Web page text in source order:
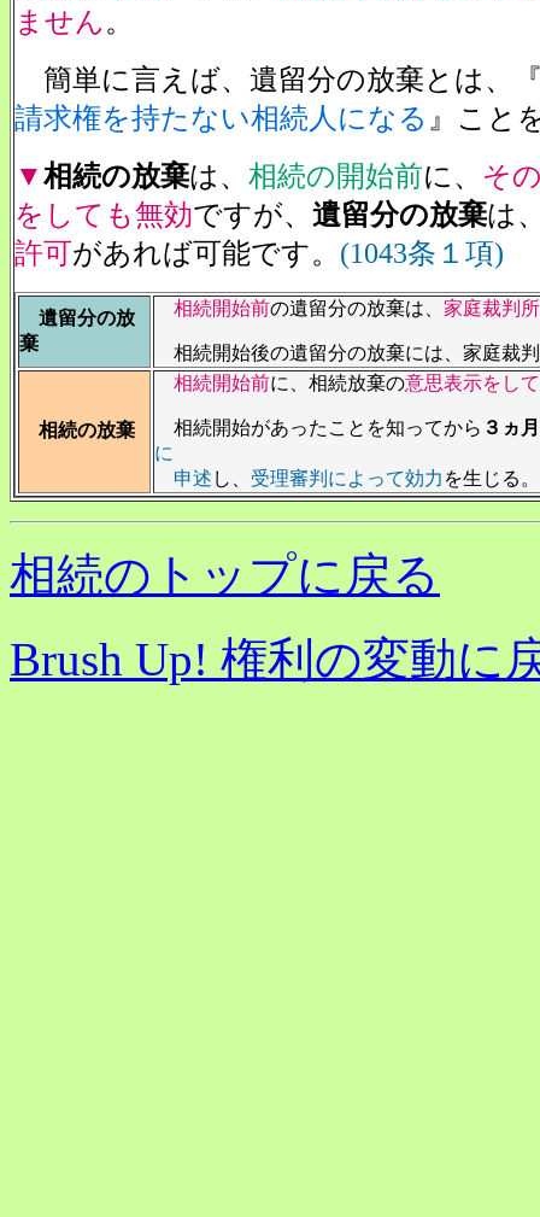
ません。
簡単に言えば、遺留分の放棄とは、
請求権を持たない相続人になる 』こと
▼相続の放棄は、 相続の開始前に、 そ
をしても無効ですが、 遺留分の放棄は
許可があれば可能です。 (1043条１項)
遺留分の放
棄
相続開始前の遺留分の放棄は、 家庭裁判
相続開始後の遺留分の放棄には、家庭裁
相続の放棄
相続開始前に、相続放棄の意思表示をし
相続開始があったことを知ってから ３ヵ
に
申述 し、 受理審判によって効力 を生じる。
相続のトップに戻る
Brush Up! 権利の変動に